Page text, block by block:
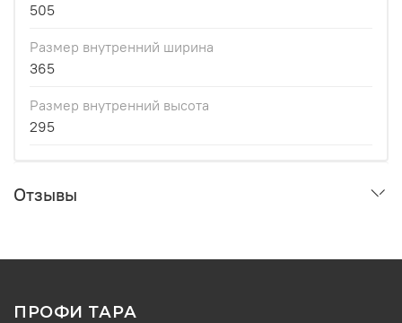
505
Размер внутренний ширина
365
Размер внутренний высота
295
Отзывы
ПРОФИ ТАРА